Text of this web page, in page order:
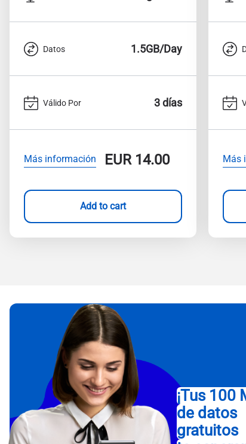
Datos 1.5GB/Day
Válido Por 3 días
Más información EUR14.00
Add to cart
Más
¡Tus 100
de datos
gratuitos